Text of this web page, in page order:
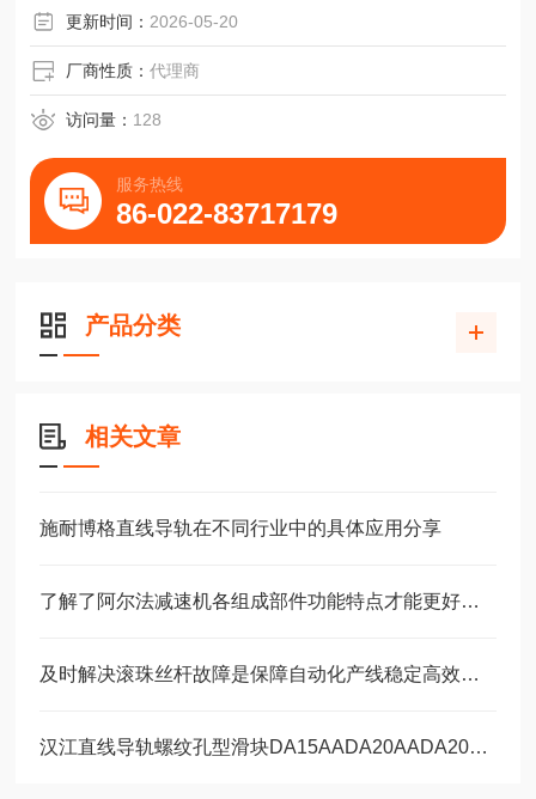
更新时间： 2026-05-20
厂商性质：代理商
访问量： 128
服务热线
86-022-83717179
产品分类
相关文章
施耐博格直线导轨在不同行业中的具体应用分享
了解了阿尔法减速机各组成部件功能特点才能更好的使用它
及时解决滚珠丝杆故障是保障自动化产线稳定高效的关键
汉江直线导轨螺纹孔型滑块DA15AADA20AADA20AAL